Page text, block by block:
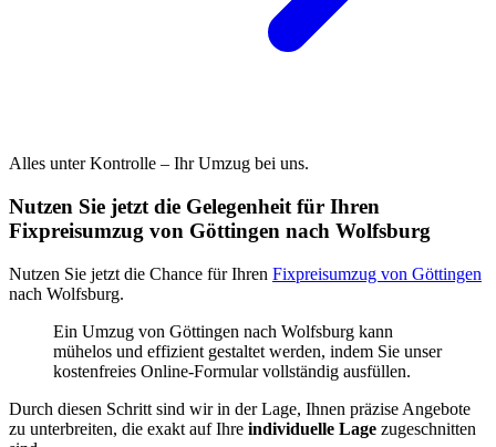
Alles unter Kontrolle – Ihr Umzug bei uns.
Nutzen Sie jetzt die Gelegenheit für Ihren
Fixpreisumzug von Göttingen nach Wolfsburg
Nutzen Sie jetzt die Chance für Ihren Fixpreisumzug von Göttingen
nach Wolfsburg.
Ein Umzug von Göttingen nach Wolfsburg kann
mühelos und effizient gestaltet werden, indem Sie unser
kostenfreies Online-Formular vollständig ausfüllen.
Durch diesen Schritt sind wir in der Lage, Ihnen präzise Angebote
zu unterbreiten, die exakt auf Ihre individuelle Lage zugeschnitten